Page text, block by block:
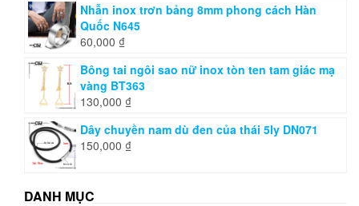
Nhẫn inox trơn bảng 8mm phong cách Hàn
Quốc N645
60,000 ₫
Bông tai ngôi sao nữ inox tòn ten tam giác mạ
vàng BT363
130,000 ₫
Dây chuyền nam dù đen của thái 5ly DN071
150,000 ₫
DANH MỤC